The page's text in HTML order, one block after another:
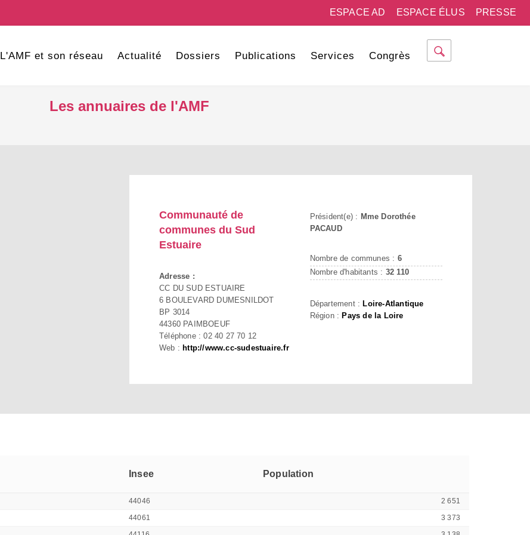
PRESSE
ESPACE ÉLUS
ESPACE AD
L'AMF et son réseau Actualité Dossiers Publications Services Congrès
Les annuaires de l'AMF
Communauté de
communes du Sud
Estuaire
Adresse :
CC DU SUD ESTUAIRE
6 BOULEVARD DUMESNILDOT
BP 3014
44360 PAIMBOEUF
Téléphone : 02 40 27 70 12
Web : http://www.cc-sudestuaire.fr
Président(e) : Mme Dorothée
PACAUD
Nombre de communes : 6
Nombre d'habitants : 32 110
Département : Loire-Atlantique
Région : Pays de la Loire
Insee Population
44046
2 651
44061
3 373